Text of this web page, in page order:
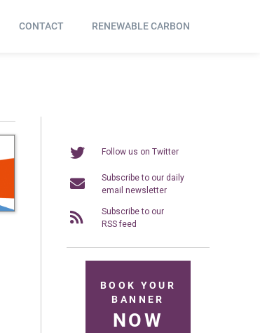
CONTACT RENEWABLE CARBON
Follow us on Twitter
Subscribe to our daily
email newsletter
Subscribe to our
RSS feed
BOOK YOUR
BANNER
NOW